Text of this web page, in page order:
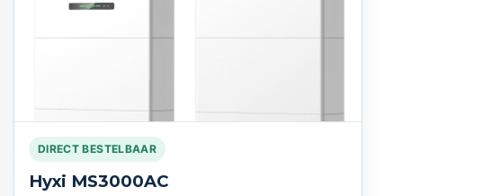
DIRECT BESTELBAAR
Hyxi MS3000AC